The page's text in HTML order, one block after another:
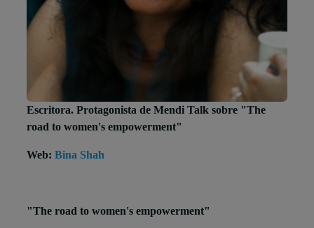
Escritora. Protagonista de Mendi Talk sobre "The
road to women's empowerment"
Web: Bina Shah
"The road to women's empowerment"